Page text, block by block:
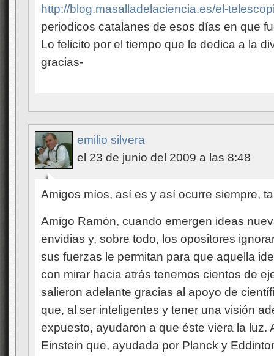
http://blog.masalladelaciencia.es/el-
periodicos catalanes de esos días en que
Lo felicito por el tiempo que le dedica a la
gracias-
emilio silvera
el 23 de junio del 2009 a las 8:48
Amigos míos, así es y así ocurre siempre,
Amigo Ramón, cuando emergen ideas
envidias y, sobre todo, los opositores
sus fuerzas le permitan para que aquella
con mirar hacia atrás tenemos cientos de
salieron adelante gracias al apoyo de
que, al ser inteligentes y tener una visión
expuesto, ayudaron a que éste viera la luz.
Einstein que, ayudada por Planck y